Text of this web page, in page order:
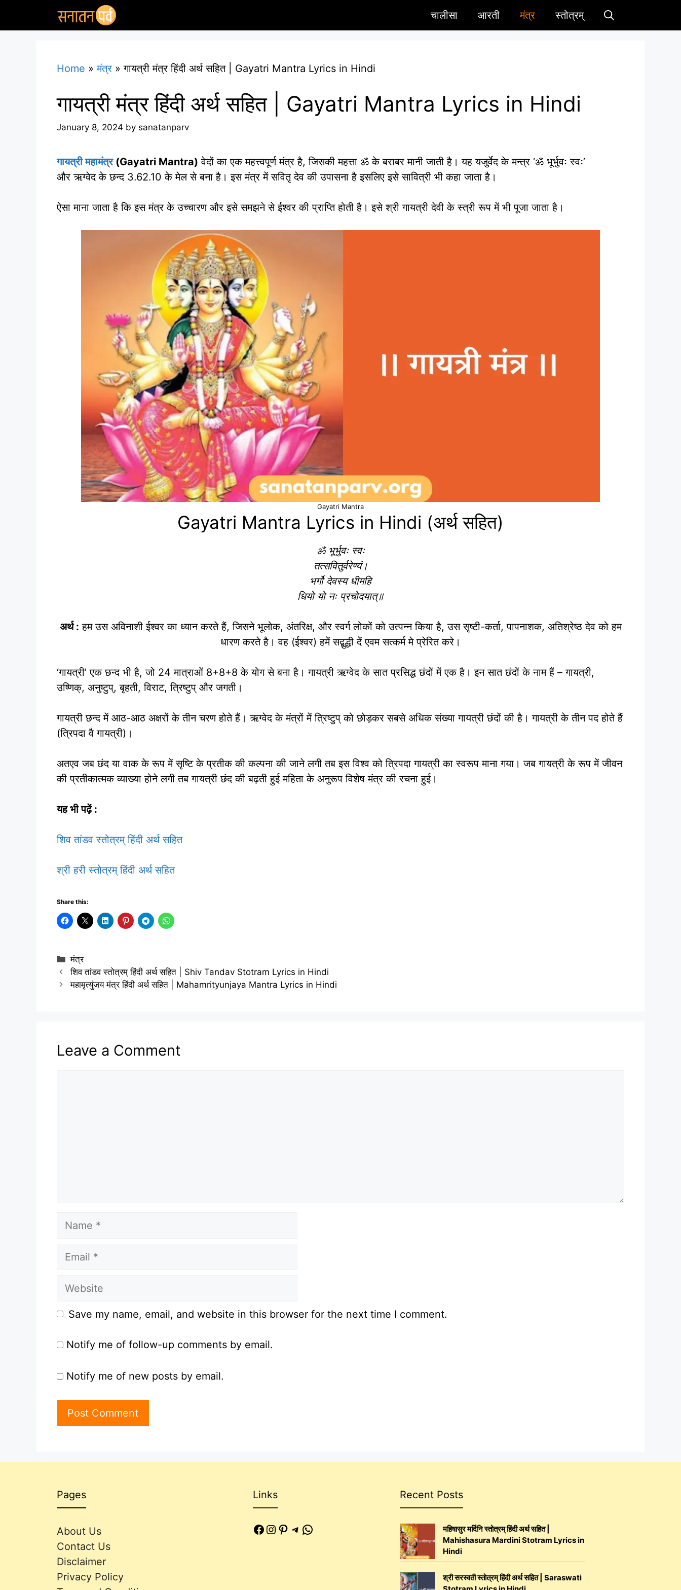
चालीसा आरती मंत्र स्तोत्रम्
Home »मंत्र »गायत्री मंत्र हिंदी अर्थ सहित | Gayatri Mantra Lyrics in Hindi
गायत्री मंत्र हिंदी अर्थ सहित | Gayatri Mantra Lyrics in Hindi
January 8, 2024 by sanatanparv
गायत्री महामंत्र(Gayatri Mantra) वेदों का एक महत्त्वपूर्ण मंत्र है, जिसकी महत्ता ॐ के बराबर मानी जाती है। यह यजुर्वेद के मन्त्र ‘ॐ भूर्भुवः स्वः’
और ऋग्वेद के छन्द 3.62.10 के मेल से बना है। इस मंत्र में सवितृ देव की उपासना है इसलिए इसे सावित्री भी कहा जाता है।
ऐसा माना जाता है कि इस मंत्र के उच्चारण और इसे समझने से ईश्वर की प्राप्ति होती है। इसे श्री गायत्री देवी के स्त्री रूप में भी पूजा जाता है।
Gayatri Mantra
Gayatri Mantra Lyrics in Hindi (अर्थ सहित)
ॐ भूर्भुवः स्वः
तत्सवितुर्वरेण्यं।
भर्गो देवस्य धीमहि
धियो यो नः प्रचोदयात्॥
अर्थ : हम उस अविनाशी ईश्वर का ध्यान करते हैं, जिसने भूलोक, अंतरिक्ष, और स्वर्ग लोकों को उत्पन्न किया है, उस सृष्टी-कर्ता, पापनाशक, अतिश्रेष्ठ देव को हम
धारण करते है। वह (ईश्वर) हमें सद्बुद्धी दें एवम सत्कर्म मे प्रेरित करे।
‘गायत्री’ एक छन्द भी है, जो 24 मात्राओं 8+8+8 के योग से बना है। गायत्री ऋग्वेद के सात प्रसिद्ध छंदों में एक है। इन सात छंदों के नाम हैं – गायत्री,
उष्णिक्, अनुष्टुप्, बृहती, विराट, त्रिष्टुप् और जगती।
गायत्री छन्द में आठ-आठ अक्षरों के तीन चरण होते हैं। ऋग्वेद के मंत्रों में त्रिष्टुप् को छोड़कर सबसे अधिक संख्या गायत्री छंदों की है। गायत्री के तीन पद होते हैं
(त्रिपदा वै गायत्री)।
अतएव जब छंद या वाक के रूप में सृष्टि के प्रतीक की कल्पना की जाने लगी तब इस विश्व को त्रिपदा गायत्री का स्वरूप माना गया। जब गायत्री के रूप में जीवन
की प्रतीकात्मक व्याख्या होने लगी तब गायत्री छंद की बढ़ती हुई महिता के अनुरूप विशेष मंत्र की रचना हुई।
यह भी पढ़ें :
शिव तांडव स्तोत्रम् हिंदी अर्थ सहित
श्री हरी स्तोत्रम् हिंदी अर्थ सहित
Share this:
Categories
मंत्र
शिव तांडव स्तोत्रम् हिंदी अर्थ सहित | Shiv Tandav Stotram Lyrics in Hindi
महामृत्युंजय मंत्र हिंदी अर्थ सहित | Mahamrityunjaya Mantra Lyrics in Hindi
Leave a Comment
Name
Email
Website
Save my name, email, and website in this browser for the next time I comment.
Notify me of follow-up comments by email.
Notify me of new posts by email.
Pages
About Us
Contact Us
Disclaimer
Privacy Policy
Links
Facebook
Instagram
Pinterest
Telegram
WhatsApp
Recent Posts
महिषासुर मर्दिनि स्तोत्रम् हिंदी अर्थ सहित |
Mahishasura Mardini Stotram Lyrics in
Hindi
श्री सरस्वती स्तोत्रम् हिंदी अर्थ सहित | Saraswati